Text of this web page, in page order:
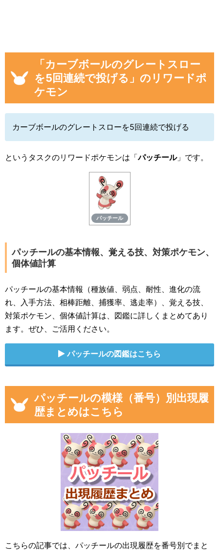
「カーブボールのグレートスロー
を5回連続で投げる」のリワードポ
ケモン
カーブボールのグレートスローを5回連続で投げる
というタスクのリワードポケモンは「パッチール」です。
パッチール
パッチールの基本情報、覚える技、対策ポケモン、
個体値計算
パッチールの基本情報（種族値、弱点、耐性、進化の流
れ、入手方法、相棒距離、捕獲率、逃走率）、覚える技、
対策ポケモン、個体値計算は、図鑑に詳しくまとめてあり
ます。ぜひ、ご活用ください。
パッチールの図鑑はこちら
パッチールの模様（番号）別出現履
歴まとめはこちら
こちらの記事では、パッチールの出現履歴を番号別でまと